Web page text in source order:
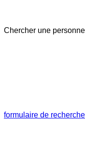
Chercher une personne
formulaire de recherche